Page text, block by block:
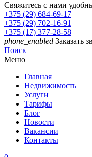
Свяжитесь с нами
+375 (29) 684-69-17
+375 (29) 702-16-91
+375 (17) 377-28-58
phone_enabled Заказать
Поиск
Меню
Главная
Недвижимость
Услуги
Тарифы
Блог
Новости
Вакансии
Контакты